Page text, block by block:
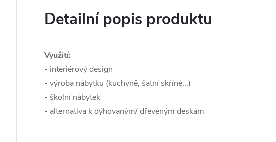
Detailní popis produktu
Využití:
- interiérový design
- výroba nábytku (kuchyně, šatní skříně...)
- školní nábytek
- alternativa k dýhovaným/ dřevěným deskám